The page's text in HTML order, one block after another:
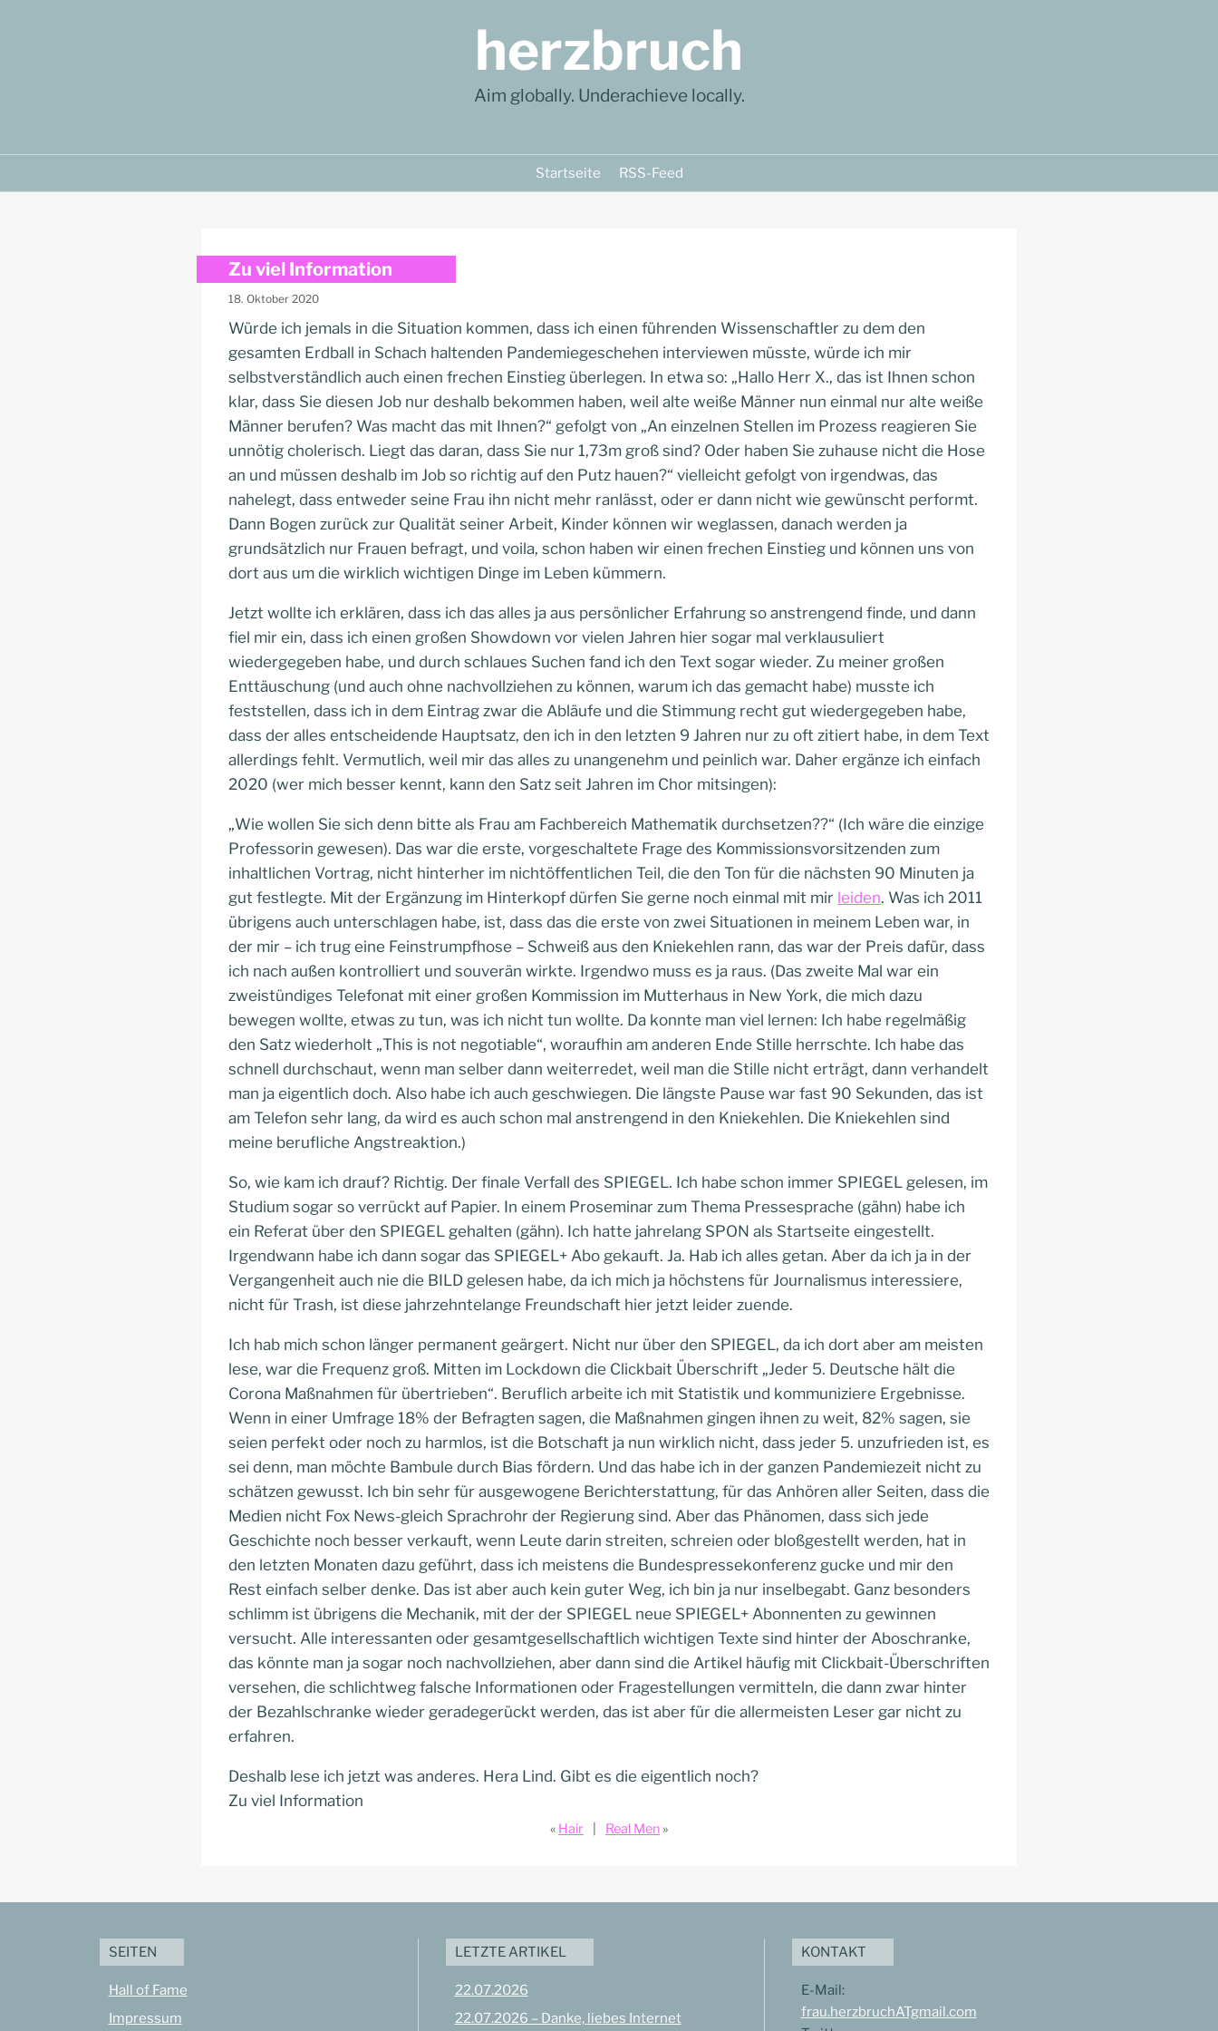
herzbruch
Aim globally. Underachieve locally.
Startseite RSS-Feed
Zu viel Information
18. Oktober 2020
Würde ich jemals in die Situation kommen, dass ich einen führenden Wissenschaftler zu dem den
gesamten Erdball in Schach haltenden Pandemiegeschehen interviewen müsste, würde ich mir
selbstverständlich auch einen frechen Einstieg überlegen. In etwa so: „Hallo Herr X., das ist Ihnen schon
klar, dass Sie diesen Job nur deshalb bekommen haben, weil alte weiße Männer nun einmal nur alte weiße
Männer berufen? Was macht das mit Ihnen?“ gefolgt von „An einzelnen Stellen im Prozess reagieren Sie
unnötig cholerisch. Liegt das daran, dass Sie nur 1,73m groß sind? Oder haben Sie zuhause nicht die Hose
an und müssen deshalb im Job so richtig auf den Putz hauen?“ vielleicht gefolgt von irgendwas, das
nahelegt, dass entweder seine Frau ihn nicht mehr ranlässt, oder er dann nicht wie gewünscht performt.
Dann Bogen zurück zur Qualität seiner Arbeit, Kinder können wir weglassen, danach werden ja
grundsätzlich nur Frauen befragt, und voila, schon haben wir einen frechen Einstieg und können uns von
dort aus um die wirklich wichtigen Dinge im Leben kümmern.
Jetzt wollte ich erklären, dass ich das alles ja aus persönlicher Erfahrung so anstrengend finde, und dann
fiel mir ein, dass ich einen großen Showdown vor vielen Jahren hier sogar mal verklausuliert
wiedergegeben habe, und durch schlaues Suchen fand ich den Text sogar wieder. Zu meiner großen
Enttäuschung (und auch ohne nachvollziehen zu können, warum ich das gemacht habe) musste ich
feststellen, dass ich in dem Eintrag zwar die Abläufe und die Stimmung recht gut wiedergegeben habe,
dass der alles entscheidende Hauptsatz, den ich in den letzten 9 Jahren nur zu oft zitiert habe, in dem Text
allerdings fehlt. Vermutlich, weil mir das alles zu unangenehm und peinlich war. Daher ergänze ich einfach
2020 (wer mich besser kennt, kann den Satz seit Jahren im Chor mitsingen):
„Wie wollen Sie sich denn bitte als Frau am Fachbereich Mathematik durchsetzen??“ (Ich wäre die einzige
Professorin gewesen). Das war die erste, vorgeschaltete Frage des Kommissionsvorsitzenden zum
inhaltlichen Vortrag, nicht hinterher im nichtöffentlichen Teil, die den Ton für die nächsten 90 Minuten ja
gut festlegte. Mit der Ergänzung im Hinterkopf dürfen Sie gerne noch einmal mit mir leiden. Was ich 2011
übrigens auch unterschlagen habe, ist, dass das die erste von zwei Situationen in meinem Leben war, in
der mir – ich trug eine Feinstrumpfhose – Schweiß aus den Kniekehlen rann, das war der Preis dafür, dass
ich nach außen kontrolliert und souverän wirkte. Irgendwo muss es ja raus. (Das zweite Mal war ein
zweistündiges Telefonat mit einer großen Kommission im Mutterhaus in New York, die mich dazu
bewegen wollte, etwas zu tun, was ich nicht tun wollte. Da konnte man viel lernen: Ich habe regelmäßig
den Satz wiederholt „This is not negotiable“, woraufhin am anderen Ende Stille herrschte. Ich habe das
schnell durchschaut, wenn man selber dann weiterredet, weil man die Stille nicht erträgt, dann verhandelt
man ja eigentlich doch. Also habe ich auch geschwiegen. Die längste Pause war fast 90 Sekunden, das ist
am Telefon sehr lang, da wird es auch schon mal anstrengend in den Kniekehlen. Die Kniekehlen sind
meine berufliche Angstreaktion.)
So, wie kam ich drauf? Richtig. Der finale Verfall des SPIEGEL. Ich habe schon immer SPIEGEL gelesen, im
Studium sogar so verrückt auf Papier. In einem Proseminar zum Thema Pressesprache (gähn) habe ich
ein Referat über den SPIEGEL gehalten (gähn). Ich hatte jahrelang SPON als Startseite eingestellt.
Irgendwann habe ich dann sogar das SPIEGEL+ Abo gekauft. Ja. Hab ich alles getan. Aber da ich ja in der
Vergangenheit auch nie die BILD gelesen habe, da ich mich ja höchstens für Journalismus interessiere,
nicht für Trash, ist diese jahrzehntelange Freundschaft hier jetzt leider zuende.
Ich hab mich schon länger permanent geärgert. Nicht nur über den SPIEGEL, da ich dort aber am meisten
lese, war die Frequenz groß. Mitten im Lockdown die Clickbait Überschrift „Jeder 5. Deutsche hält die
Corona Maßnahmen für übertrieben“. Beruflich arbeite ich mit Statistik und kommuniziere Ergebnisse.
Wenn in einer Umfrage 18% der Befragten sagen, die Maßnahmen gingen ihnen zu weit, 82% sagen, sie
seien perfekt oder noch zu harmlos, ist die Botschaft ja nun wirklich nicht, dass jeder 5. unzufrieden ist, es
sei denn, man möchte Bambule durch Bias fördern. Und das habe ich in der ganzen Pandemiezeit nicht zu
schätzen gewusst. Ich bin sehr für ausgewogene Berichterstattung, für das Anhören aller Seiten, dass die
Medien nicht Fox News-gleich Sprachrohr der Regierung sind. Aber das Phänomen, dass sich jede
Geschichte noch besser verkauft, wenn Leute darin streiten, schreien oder bloßgestellt werden, hat in
den letzten Monaten dazu geführt, dass ich meistens die Bundespressekonferenz gucke und mir den
Rest einfach selber denke. Das ist aber auch kein guter Weg, ich bin ja nur inselbegabt. Ganz besonders
schlimm ist übrigens die Mechanik, mit der der SPIEGEL neue SPIEGEL+ Abonnenten zu gewinnen
versucht. Alle interessanten oder gesamtgesellschaftlich wichtigen Texte sind hinter der Aboschranke,
das könnte man ja sogar noch nachvollziehen, aber dann sind die Artikel häufig mit Clickbait-Überschriften
versehen, die schlichtweg falsche Informationen oder Fragestellungen vermitteln, die dann zwar hinter
der Bezahlschranke wieder geradegerückt werden, das ist aber für die allermeisten Leser gar nicht zu
erfahren.
Deshalb lese ich jetzt was anderes. Hera Lind. Gibt es die eigentlich noch?
Zu viel Information
Hair Real Men
SEITEN
Hall of Fame
Impressum
LETZTE ARTIKEL
22.07.2026
22.07.2026 – Danke, liebes Internet
KONTAKT
E-Mail:
frau.herzbruchATgmail.com